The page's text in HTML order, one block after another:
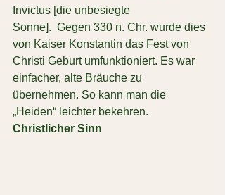
Invictus [die unbesiegte
Sonne].  Gegen 330 n. Chr. wurde dies
von Kaiser Konstantin das Fest von
Christi Geburt umfunktioniert. Es war
einfacher, alte Bräuche zu
übernehmen. So kann man die
„Heiden“ leichter bekehren.
Christlicher Sinn